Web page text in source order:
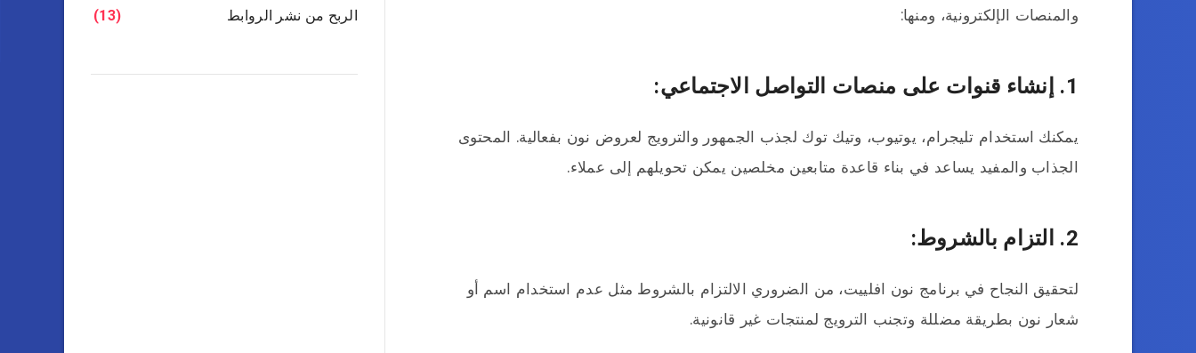
والمنصات الإلكترونية، ومنها:
1. إنشاء قنوات على منصات التواصل الاجتماعي:
يمكنك استخدام تليجرام، يوتيوب، وتيك توك لجذب الجمهور والترويج لعروض نون بفعالية. المحتوى
الجذاب والمفيد يساعد في بناء قاعدة متابعين مخلصين يمكن تحويلهم إلى عملاء.
2. التزام بالشروط:
لتحقيق النجاح في برنامج نون افلييت، من الضروري الالتزام بالشروط مثل عدم استخدام اسم أو
شعار نون بطريقة مضللة وتجنب الترويج لمنتجات غير قانونية.
الربح من نشر الروابط (13)